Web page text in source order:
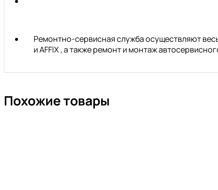
Ремонтно-сервисная служба осуществляют
и AFFIX , а также ремонт и монтаж
Похожие товары